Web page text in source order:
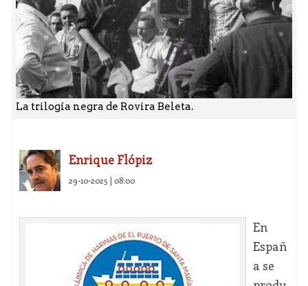
La trilogía negra de Rovira Beleta.
Enrique Flópiz
29-10-2025 | 08:00
En
Españ
a se